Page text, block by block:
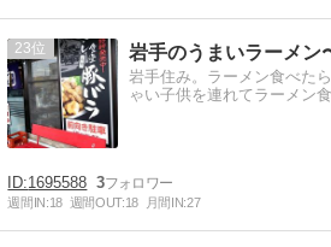
23
岩手住み。ラーメン食べた
ゃい子供を連れてラーメン
1695588 3
週間IN:18 週間OUT:18 月間IN:27